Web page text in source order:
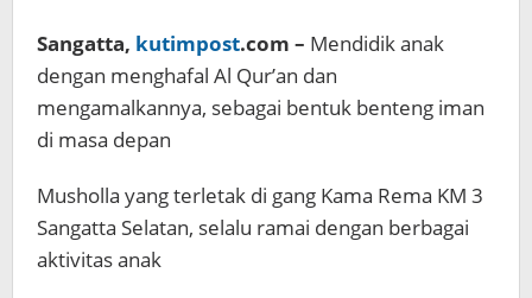
Sangatta, kutimpost.com – Mendidik anak
dengan menghafal Al Qur’an dan
mengamalkannya, sebagai bentuk benteng iman
di masa depan
Musholla yang terletak di gang Kama Rema KM 3
Sangatta Selatan, selalu ramai dengan berbagai
aktivitas anak